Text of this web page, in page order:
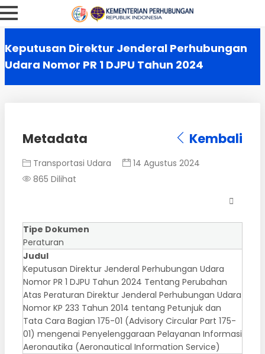
Keputusan Direktur Jenderal Perhubungan
Udara Nomor PR 1 DJPU Tahun 2024
Metadata Kembali
Transportasi Udara
14 Agustus 2024
865 Dilihat
Tipe Dokumen
Peraturan
Judul
Keputusan Direktur Jenderal Perhubungan Udara
Nomor PR 1 DJPU Tahun 2024 Tentang Perubahan
Atas Peraturan Direktur Jenderal Perhubungan Udara
Nomor KP 233 Tahun 2014 tentang Petunjuk dan
Tata Cara Bagian 175-01 (Advisory Circular Part 175-
01) mengenai Penyelenggaraan Pelayanan Informasi
Aeronautika (Aeronautical Information Service)